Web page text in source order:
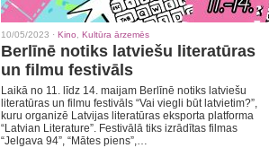
10/05/2023 · Kino Kultūra ārzemēs
Berlīnē notiks latviešu literatūras
un filmu festivāls
Laikā no 11. līdz 14. maijam Berlīnē notiks latviešu
literatūras un filmu festivāls “Vai viegli būt latvietim?”,
kuru organizē Latvijas literatūras eksporta platforma
“Latvian Literature”. Festivālā tiks izrādītas filmas
“Jelgava 94”, “Mātes piens”,…